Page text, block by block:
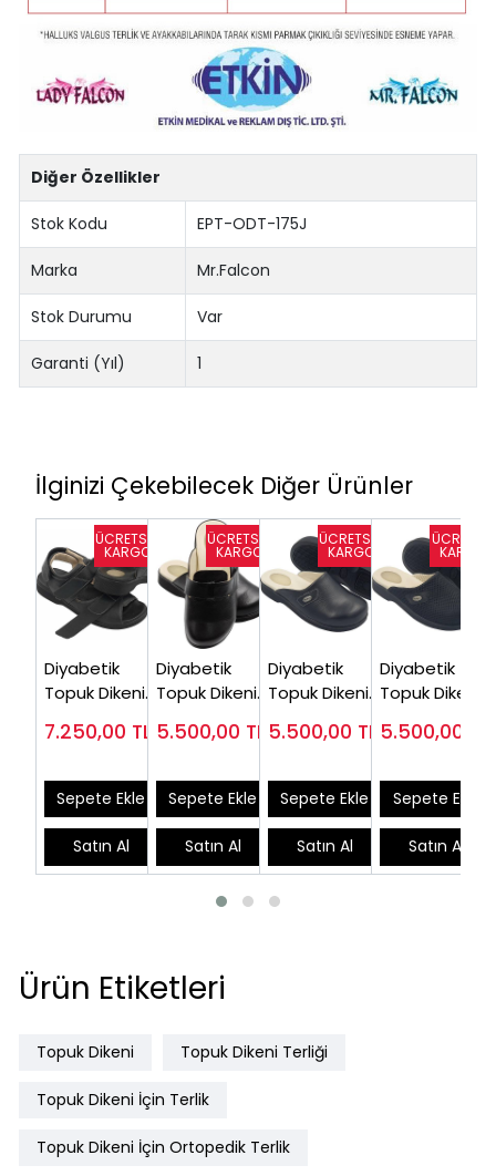
Diğer Özellikler
Stok Kodu EPT-ODT-175J
Marka Mr.Falcon
Stok Durumu Var
Garanti (Yıl) 1
İlginizi Çekebilecek Diğer Ürünler
Diyabetik
Topuk Dikeni
Erkek EPT-
7.250,00 TL
Sepete Ekle
Satın Al
Diyabetik
Topuk Dikeni
EPTODT175S (
5.500,00 TL
Sepete Ekle
Satın Al
Diyabetik
Topuk Dikeni
Siyah
5.500,00 TL
Sepete Ekle
Satın Al
Diyabetik
Topuk Dikeni
Yazlık Siyah
5.500,00
Sepete Ekle
Satın Al
Ürün Etiketleri
Topuk Dikeni Topuk Dikeni Terliği
Topuk Dikeni İçin Terlik
Topuk Dikeni İçin Ortopedik Terlik